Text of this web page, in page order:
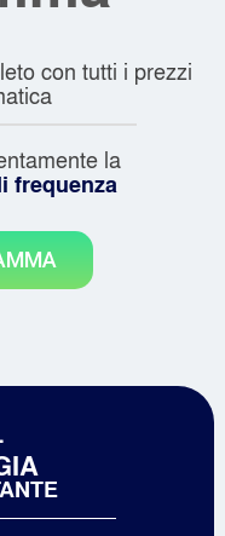
con tutti i prezzi
la
frequenza